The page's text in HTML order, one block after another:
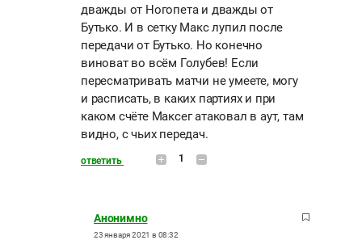
дважды от Ногопета и дважды от
Бутько. И в сетку Макс лупил после
передачи от Бутько. Но конечно
виноват во всём Голубев! Если
пересматривать матчи не умеете, могу
и расписать, в каких партиях и при
каком счёте Максег атаковал в аут, там
видно, с чьих передач.
ответить 1
Анонимно
23 января 2021 в 08:32